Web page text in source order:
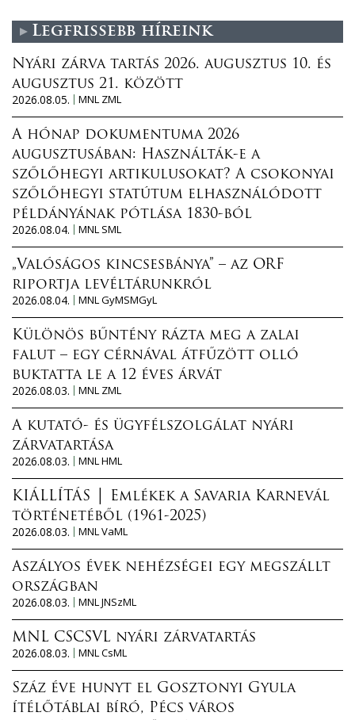
Legfrissebb híreink
Nyári zárva tartás 2026. augusztus 10. és
augusztus 21. között
2026.08.05.
MNL ZML
A hónap dokumentuma 2026
augusztusában: Használták-e a
szőlőhegyi artikulusokat? A csokonyai
szőlőhegyi statútum elhasználódott
példányának pótlása 1830-ból
2026.08.04.
MNL SML
„Valóságos kincsesbánya” – az ORF
riportja levéltárunkról
2026.08.04.
MNL GyMSMGyL
Különös bűntény rázta meg a zalai
falut – egy cérnával átfűzött olló
buktatta le a 12 éves árvát
2026.08.03.
MNL ZML
A kutató- és ügyfélszolgálat nyári
zárvatartása
2026.08.03.
MNL HML
KIÁLLÍTÁS │ Emlékek a Savaria Karnevál
történetéből (1961-2025)
2026.08.03.
MNL VaML
Aszályos évek nehézségei egy megszállt
országban
2026.08.03.
MNL JNSzML
MNL CSCSVL nyári zárvatartás
2026.08.03.
MNL CsML
Száz éve hunyt el Gosztonyi Gyula
ítélőtáblai bíró, Pécs város